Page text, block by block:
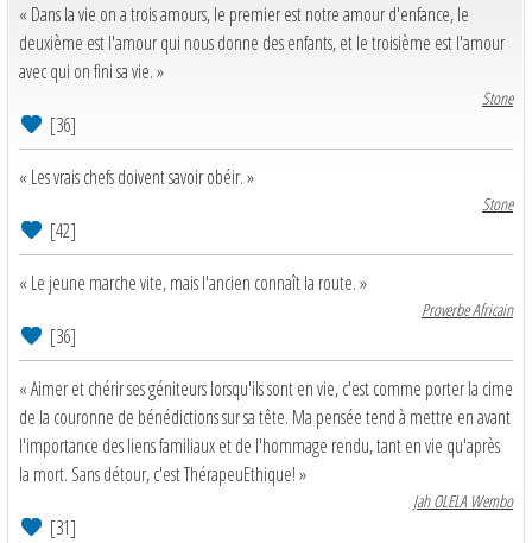
« Dans la vie on a trois amours, le premier est notre amour d'enfance, le
deuxième est l'amour qui nous donne des enfants, et le troisième est l'amour
avec qui on fini sa vie. »
Stone
[36]
« Les vrais chefs doivent savoir obéir. »
Stone
[42]
« Le jeune marche vite, mais l'ancien connaît la route. »
Proverbe Africain
[36]
« Aimer et chérir ses géniteurs lorsqu'ils sont en vie, c'est comme porter la cime
de la couronne de bénédictions sur sa tête. Ma pensée tend à mettre en avant
l'importance des liens familiaux et de l'hommage rendu, tant en vie qu'après
la mort. Sans détour, c'est ThérapeuEthique! »
Jah OLELA Wembo
[31]